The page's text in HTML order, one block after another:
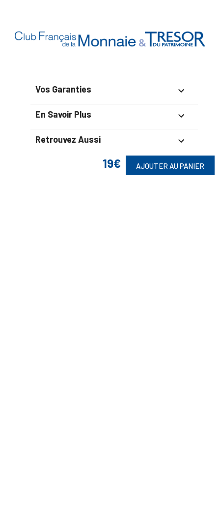
19€ AJOUTER AU PANIER
Vos Garanties 
En Savoir Plus 
Retrouvez Aussi 